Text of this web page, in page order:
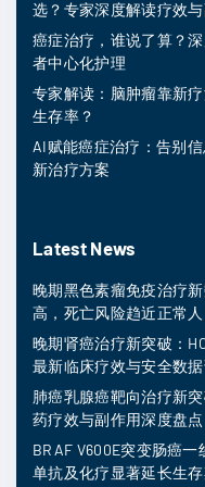
选？专家深度解读疗效
癌症治疗，谁说了算？
者中心化护理
专家解读：脑肿瘤靠新
生存率？
AI赋能癌症治疗：告别
新治疗方案
Latest News
晚期黑色素瘤免疫治疗
高，死亡风险趋近正常人
晚期肾癌治疗新突破：
最新临床疗效与安全数
肺癌乳腺癌靶向治疗新
药疗效与副作用深度盘点
BRAF V600E突变肠癌
单抗及化疗显著延长生